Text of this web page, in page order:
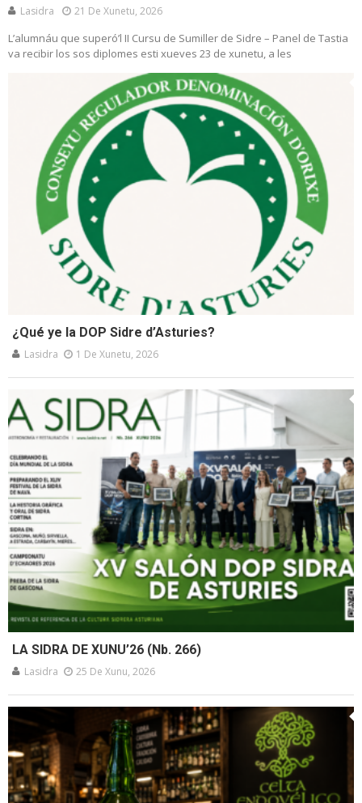
Lasidra 21 De Xunetu, 2026
L’alumnáu que superó’l II Cursu de Sumiller de Sidre – Panel de Tastia
va recibir los sos diplomes esti xueves 23 de xunetu, a les
¿Qué ye la DOP Sidre d’Asturies?
Lasidra 1 De Xunetu, 2026
LA SIDRA DE XUNU’26 (Nb. 266)
Lasidra 25 De Xunu, 2026